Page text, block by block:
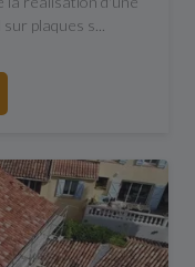
plaques s...